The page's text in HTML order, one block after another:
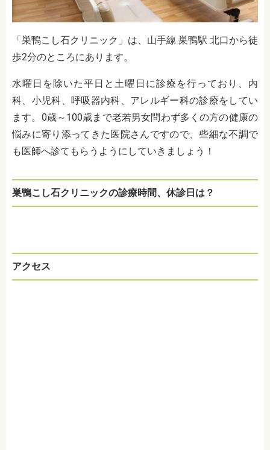
「巣鴨こし石クリニック」は、山手線 巣鴨駅 北口から徒
歩2分のところにあります。
水曜日を除いた平日と土曜日に診療を行っており、内
科、小児科、呼吸器内科、アレルギー科の診療をしてい
ます。0歳～100歳まで老若男女問わず多くの方の健康の
悩みに寄り添ってきた医院さんですので、些細な不調で
も医師へ診てもらうようにしていきましょう！
巣鴨こし石クリニックの診療時間、休診日は？
アクセス